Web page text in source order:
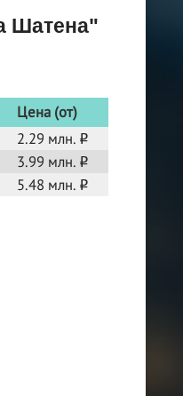
Шатена"
Цена (от)
2.29 млн. o
3.99 млн. o
5.48 млн. o